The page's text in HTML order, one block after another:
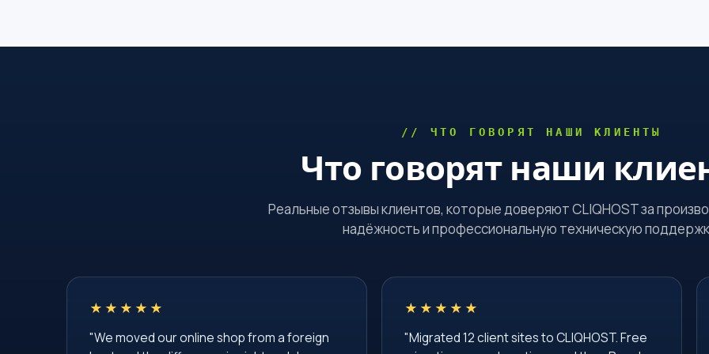
// ЧТО ГОВОРЯТ НАШИ КЛИЕНТЫ
Что говорят наши
Реальные отзывы клиентов, которые доверяют CLIQHOST за
надёжность и профессиональную техническую
★★★★★
"We moved our online shop from a foreign
★★★★★
"Migrated 12 client sites to CLIQHOST. Free